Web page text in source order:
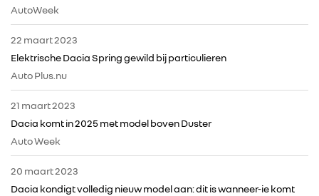
AutoWeek
22 maart 2023
Elektrische Dacia Spring gewild bij particulieren
Auto Plus.nu
21 maart 2023
Dacia komt in 2025 met model boven Duster
Auto Week
20 maart 2023
Dacia kondigt volledig nieuw model aan: dit is wanneer-ie komt